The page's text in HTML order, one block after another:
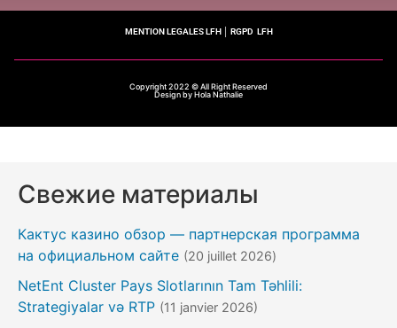
MENTION LEGALES LFH│ RGPD LFH
Copyright 2022 © All Right Reserved
Design by Hola Nathalie
Свежие материалы
Кактус казино обзор — партнерская программа
на официальном сайте (20 juillet 2026)
NetEnt Cluster Pays Slotlarının Tam Təhlili:
Strategiyalar və RTP (11 janvier 2026)